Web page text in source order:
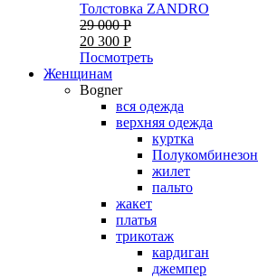
Толстовка ZANDRO
29 000 Р
20 300 Р
Посмотреть
Женщинам
Bogner
вся одежда
верхняя одежда
куртка
Полукомбинезон
жилет
пальто
жакет
платья
трикотаж
кардиган
джемпер